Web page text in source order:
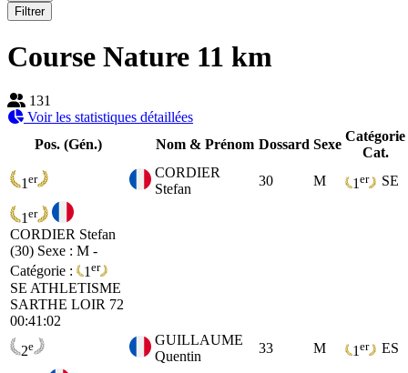
Filtrer
Course Nature 11 km
131
Voir les statistiques détaillées
Pos. (Gén.)
Nom & Prénom Dossard Sexe
Catégorie
Cat.
1 er
CORDIER
Stefan
30 M 1 er SE
1 er
CORDIER Stefan
(30) Sexe : M -
Catégorie :
1 er
SE ATHLETISME
SARTHE LOIR 72
00:41:02
2e
GUILLAUME
Quentin
33 M 1 er ES